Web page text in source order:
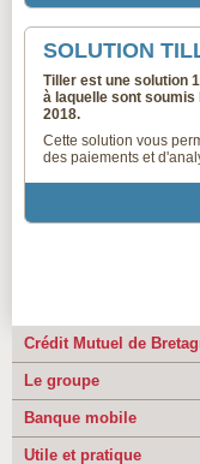
SOLUTION
Tiller est une solution
à laquelle sont
2018.
Cette solution vous
des paiements et
Crédit Mutuel de
Le groupe
Banque mobile
Utile et pratique